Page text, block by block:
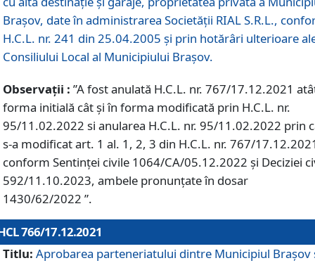
Braşov, date în administrarea Societăţii RIAL S.R.L.,
H.C.L. nr. 241 din 25.04.2005 și prin hotărâri ulterioare
Consiliului Local al Municipiului Braşov.
Observații : ”A fost anulată H.C.L. nr. 767/17.12.2021
forma initială cât și în forma modificată prin H.C.L. nr.
95/11.02.2022 si anularea H.C.L. nr. 95/11.02.2022 prin
s-a modificat art. 1 al. 1, 2, 3 din H.C.L. nr. 767/
conform Sentinței civile 1064/CA/05.12.2022 și Deciziei
592/11.10.2023, ambele pronunțate în dosar
1430/62/2022 ”.
766/17.12.2021
Titlu: Aprobarea parteneriatului dintre Municipiul Brașov